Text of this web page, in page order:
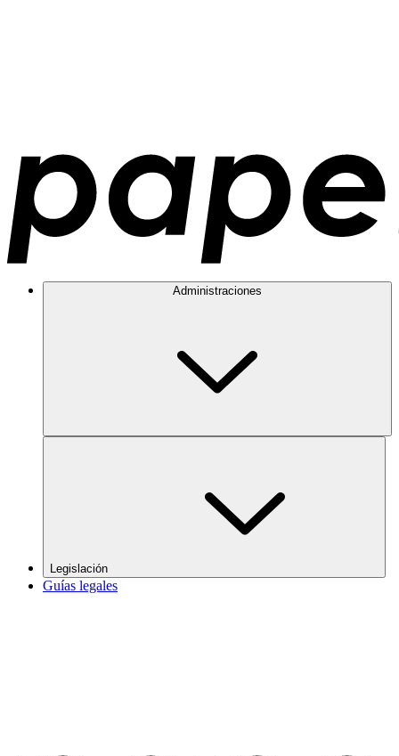
Administraciones
Legislación
Guías legales